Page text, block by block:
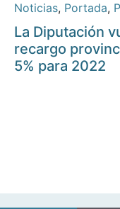
Noticias, Portada,
La Diputación
recargo
5% para 2022